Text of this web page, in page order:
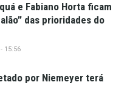
e Fabiano Horta ficam
das prioridades do
15:56
por Niemeyer terá